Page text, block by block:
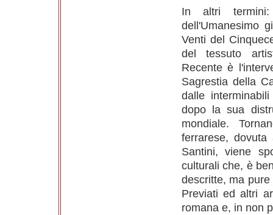
In altri
dell'Umanesimo
Venti del
del tessuto
Recente è
Sagrestia della
dalle
dopo la sua
mondiale.
ferrarese,
Santini, viene
culturali che, è
descritte, ma
Previati ed altri
romana e, in non